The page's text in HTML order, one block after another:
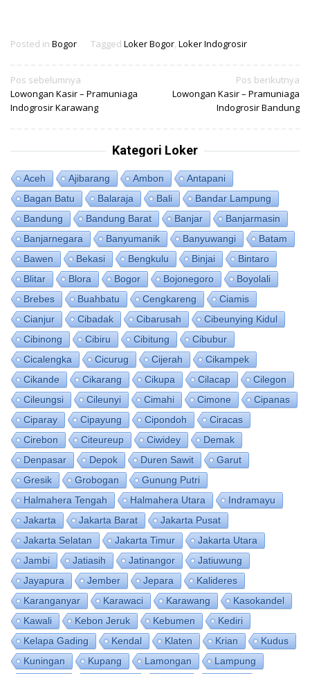
Posted in Bogor Tagged Loker Bogor, Loker Indogrosir
Navigasi
pos
Pos sebelumnya
Lowongan Kasir – Pramuniaga
Indogrosir Karawang
Pos berikutnya
Lowongan Kasir – Pramuniaga
Indogrosir Bandung
Kategori Loker
Aceh Ajibarang Ambon
Antapani
Bagan Batu
Balaraja Bali
Bandar Lampung
Bandung
Bandung Barat Banjar
Banjarmasin
Banjarnegara
Banyumanik Banyuwangi
Batam
Bawen
Bekasi Bengkulu Binjai
Bintaro
Blitar
Blora Bogor Bojonegoro
Boyolali
Brebes
Buahbatu Cengkareng
Ciamis
Cianjur
Cibadak Cibarusah
Cibeunying Kidul
Cibinong
Cibiru Cibitung
Cibubur
Cicalengka
Cicurug Cijerah
Cikampek
Cikande
Cikarang Cikupa Cilacap
Cilegon
Cileungsi
Cileunyi Cimahi Cimone
Cipanas
Ciparay
Cipayung Cipondoh
Ciracas
Cirebon
Citeureup Ciwidey
Demak
Denpasar
Depok Duren Sawit
Garut
Gresik
Grobogan
Gunung Putri
Halmahera Tengah
Halmahera Utara
Indramayu
Jakarta
Jakarta Barat
Jakarta Pusat
Jakarta Selatan
Jakarta Timur
Jakarta Utara
Jambi
Jatiasih Jatinangor
Jatiuwung
Jayapura
Jember Jepara
Kalideres
Karanganyar
Karawaci Karawang
Kasokandel
Kawali
Kebon Jeruk Kebumen
Kediri
Kelapa Gading
Kendal Klaten Krian
Kudus
Kuningan
Kupang Lamongan
Lampung